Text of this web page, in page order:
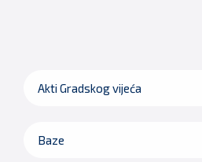
Akti Gradskog vijeća
Baze